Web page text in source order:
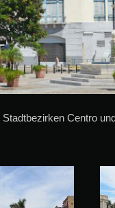
Centro